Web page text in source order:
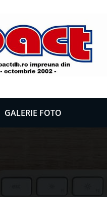
GALERIE FOTO